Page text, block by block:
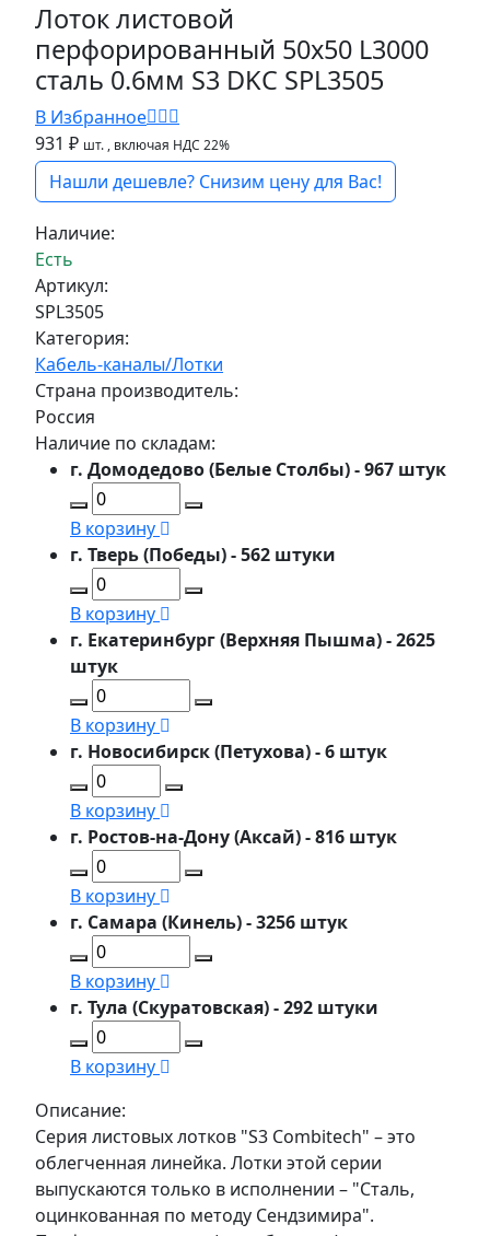
Лоток листовой
перфорированный 50х50 L3000
сталь 0.6мм S3 DKC SPL3505
В Избранное
931 ₽ шт. , включая НДС 22%
Нашли дешевле? Снизим цену для Вас!
Наличие:
Есть
Артикул:
SPL3505
Категория:
Кабель-каналы/Лотки
Страна производитель:
Россия
Наличие по складам:
г. Домодедово (Белые Столбы) - 967 штук
В корзину
г. Тверь (Победы) - 562 штуки
В корзину
г. Екатеринбург (Верхняя Пышма) - 2625
штук
В корзину
г. Новосибирск (Петухова) - 6 штук
В корзину
г. Ростов-на-Дону (Аксай) - 816 штук
В корзину
г. Самара (Кинель) - 3256 штук
В корзину
г. Тула (Скуратовская) - 292 штуки
В корзину
Описание:
Серия листовых лотков "S3 Combitech" – это
облегченная линейка. Лотки этой серии
выпускаются только в исполнении – "Сталь,
оцинкованная по методу Сендзимира".